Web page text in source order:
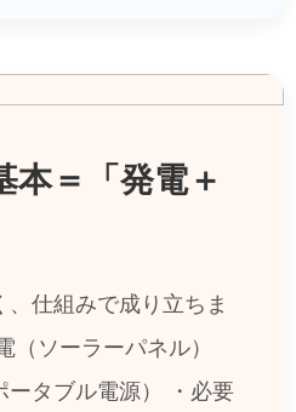
本＝「発電＋
仕組みで成り立ちま
（ソーラーパネル）
タブル電源）
・必要